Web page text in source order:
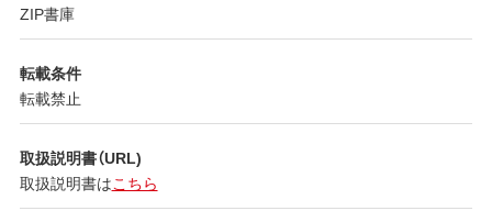
ZIP書庫
転載条件
転載禁止
取扱説明書（URL)
取扱説明書はこちら